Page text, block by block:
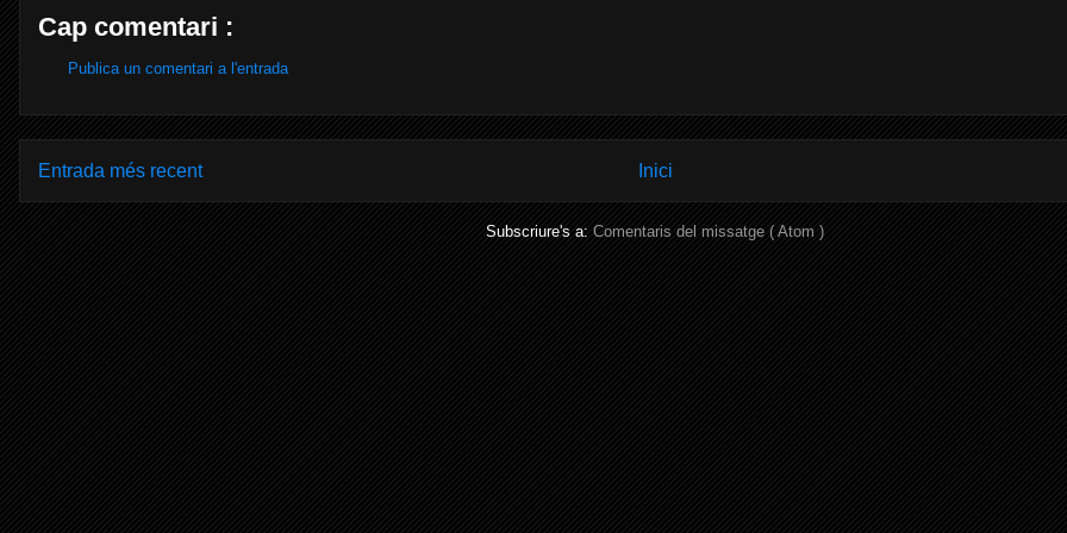
Cap comentari :
Publica un comentari a l'entrada
Entrada més recent Inici
Subscriure's a: Comentaris del missatge ( Atom )